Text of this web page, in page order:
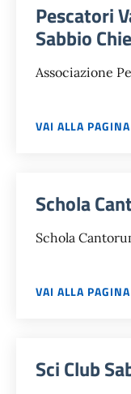
Pescatori
Sabbio
Associazione
VAI ALLA PAGINA
Schola
Schola
VAI ALLA PAGINA
Sci Club